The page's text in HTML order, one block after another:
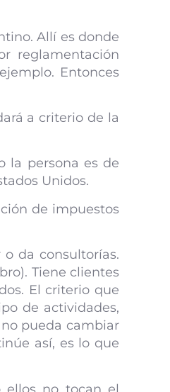
Allí es donde
reglamentación
Entonces
a criterio de la
la persona es de
Unidos.
de impuestos
da consultorías.
Tiene clientes
El criterio que
de actividades,
pueda cambiar
así, es lo que